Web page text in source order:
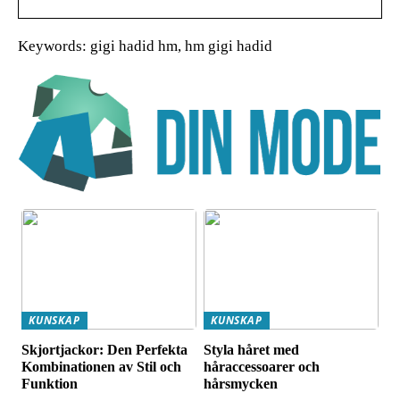
Keywords: gigi hadid hm, hm gigi hadid
KUNSKAP
Skjortjackor: Den Perfekta
Kombinationen av Stil och
Funktion
KUNSKAP
Styla håret med
håraccessoarer och
hårsmycken